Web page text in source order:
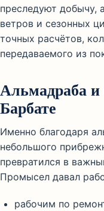
преследуют добычу,
ветров и сезонных
точных расчётов,
передаваемого из
Альмадраба
Барбате
Именно благодаря
небольшого
превратился в
Промысел давал
рабочим по